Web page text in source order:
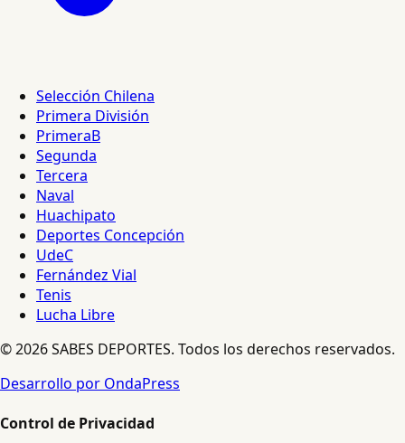
Selección Chilena
Primera División
PrimeraB
Segunda
Tercera
Naval
Huachipato
Deportes Concepción
UdeC
Fernández Vial
Tenis
Lucha Libre
© 2026 SABES DEPORTES. Todos los derechos reservados.
Desarrollo por OndaPress
Control de Privacidad